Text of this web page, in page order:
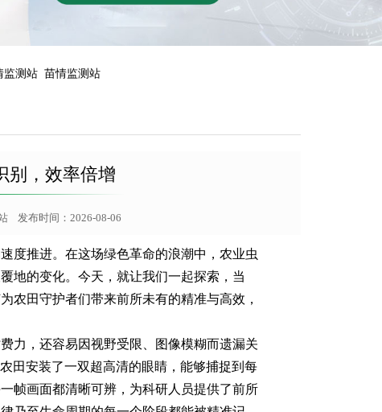
监测站 苗情监测站
别，效率倍增
发布时间：2026-08-06
度推进。在这场绿色革命的浪潮中，农业虫
地的变化。今天，就让我们一起探索，当
农田守护者们带来前所未有的精准与高效，
力，还容易因视野受限、图像模糊而遗漏关
田安装了一双超高清的眼睛，能够捕捉到每
帧画面都清晰可辨，为科研人员提供了前所